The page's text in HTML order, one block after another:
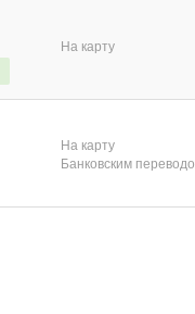
На карту
На карту
Банковским